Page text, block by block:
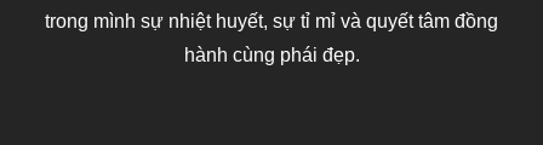
trong mình sự nhiệt huyết, sự tỉ mỉ và quyết tâm đồng
hành cùng phái đẹp.